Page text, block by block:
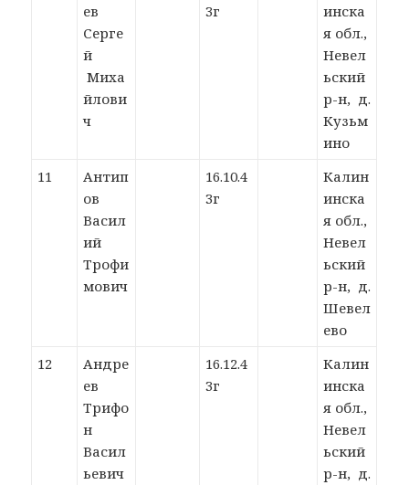
ев
Серге
й
Миха
йлови
ч
3г
инска
я обл.,
Невел
ьский
р-н, д.
Кузьм
ино
11
Антип
ов
Васил
ий
Трофи
мович
16.10.4
3г
Калин
инска
я обл.,
Невел
ьский
р-н, д.
Шевел
ево
12
Андре
ев
Трифо
н
Васил
ьевич
16.12.4
3г
Калин
инска
я обл.,
Невел
ьский
р-н, д.